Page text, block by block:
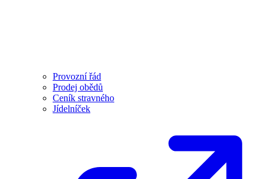
Provozní řád
Prodej obědů
Ceník stravného
Jídelníček